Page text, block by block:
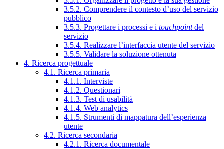
3.5.2. Comprendere il contesto d’uso del servizio
pubblico
3.5.3. Progettare i processi e i touchpointdel
servizio
3.5.4. Realizzare l’interfaccia utente del servizio
3.5.5. Validare la soluzione ottenuta
4. Ricerca progettuale
4.1. Ricerca primaria
4.1.1. Interviste
4.1.2. Questionari
4.1.3. Test di usabilità
4.1.4. Web analytics
4.1.5. Strumenti di mappatura dell’esperienza
utente
4.2. Ricerca secondaria
4.2.1. Ricerca documentale